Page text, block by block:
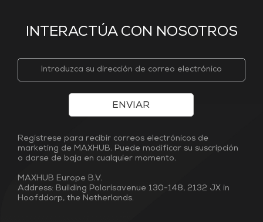
INTERACTÚA CON NOSOTROS
ENVIAR
Regístrese para recibir correos electrónicos de
marketing de MAXHUB. Puede modificar su suscripción
o darse de baja en cualquier momento.
MAXHUB Europe B.V.
Address: Building Polarisavenue 130-148, 2132 JX in
Hoofddorp, the Netherlands.